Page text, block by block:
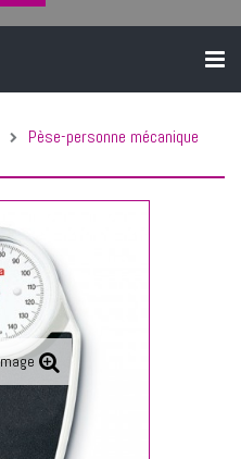
Pèse-personne mécanique